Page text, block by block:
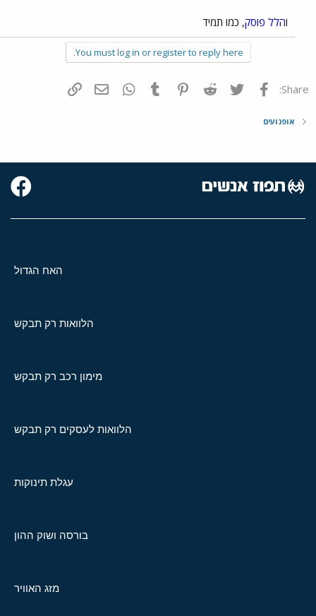
והלל פוסק, כמו תמיד
You must log in or register to reply here.
Share: פייסבוק Twitter
Reddit
Pinterest
Tumblr
WhatsAppדואר אלקטרוני
אופנועים
האח הגדול
הלוואות רק תבקש
מימון רכב רק תבקש
הלוואות לעסקים רק תבקש
עגלת תינוקות
בורסה ושוק ההון
מזג האוויר